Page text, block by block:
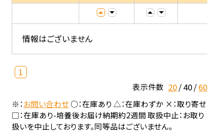
情報はございません
1
表示件数 20 40 60
※：お問い合わせ○：在庫あり △：在庫わずか ×：取り寄せ
□：在庫あり-培養後お届け納期約2週間 取扱中止：お取り
扱いを中止しております。同等品はございません。